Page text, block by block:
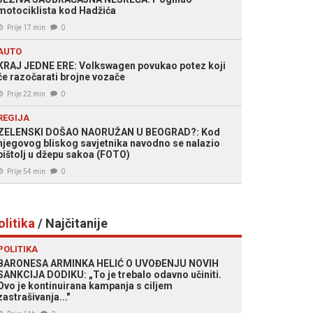
kod Hadžića
Prije 17 min 0
JEDNE ERE: Volkswagen povukao potez koji
razočarati brojne vozače
Prije 22 min 0
DOŠAO NAORUŽAN U BEOGRAD?: Kod
bliskog savjetnika navodno se nalazio
u džepu sakoa (FOTO)
Prije 54 min 0
/ Najčitanije
ARMINKA HELIĆ O UVOĐENJU NOVIH
DODIKU: „To je trebalo odavno učiniti.
je kontinuirana kampanja s ciljem